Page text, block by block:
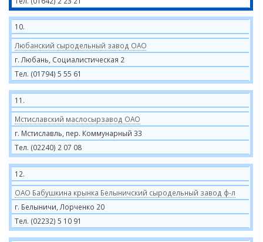
10.
Любанский сыродельный завод ОАО
г. Любань, Социалистическая 2
Тел. (01794) 5 55 61
11.
Мстиславский маслосырзавод ОАО
г. Мстиславль, пер. Коммунарный 33
Тел. (02240) 2 07 08
12.
ОАО Бабушкина крынка Белыничский сыродельный завод ф-л
г. Белыничи, Лорченко 20
Тел. (02232) 5 10 91